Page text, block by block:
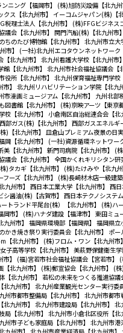
ニング【福岡市】 (株)旭防災設備【北九州
ス【北九州市】 イーコムジャパン(株)【
税理士法人【北九州市】 (株)FFGビジネス
議会【北九州市】 関門汽船(株)【北九州市】
ちのたび博物館【北九州市】 北九州市立大
市】 (一社)北九州エコタウンネットワーク
北九州市】 北九州看護大学校【北九州市】
館【北九州市】 北九州市社会福祉協議会【
役所【北九州市】 北九州保育福祉専門学校
】 北九州リハビリテーション学院【北九
市漫画ミュージアム【北九州市】 九州北部
図書館【北九州市】 (株)京映アーツ【東京
校【北九州市】 小倉南区自治総連合会【北
西部ガス(株)【北九州市】 西部ガスエネルギ
)【北九州市】 皿倉山プレミアム夜景の日
岡【北九州市】 (一社)資源循環ネットワー
美【北九州市】 新門司病院【北九州市】 (
議会【北九州市】 全国かくれキリシタン研
)タカギ【北九州市】 (株)たけみや【北九州
ーズ【北九州市】 (株)長崎材木店一級建
九州市】 西日本工業大学【北九州市】 西
シ醤油(株)【古賀市】 西日本テクノシステ
ートランド平尾台(株）【北九州市】 (株)ハ
市】 (株)ハナダ建設【福津市】 東田ミュ
州市】 福岡県環境部【福岡県】 福岡県立
かき焼き祭り実行委員会【北九州市】 ポー
【北九州市】 (株)フロム・ワン【北九州市】
子高等学校【北九州市】 美萩野保健衛生学
】 (福)宮若市社会福祉協議会【宮若市】
北九州市】 (株)郵宣協会【北九州市】 (
【北九州市】 若松の未来をつくる推進協議
九州市】 北九州産業観光センター実行委
州市都市整備局【北九州市】 北九州市都市
九州市】 北九州市建設局【北九州市】 北
局【北九州市】 北九州市小倉北区役所【北
州市子ども家庭局【北九州市】 北九州市港